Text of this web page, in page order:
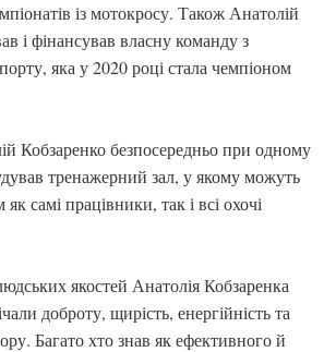
із мотокросу. Також Анатолій
і фінансував власну команду з
яка у 2020 році стала чемпіоном
Кобзаренко безпосередньо при одному
тренажерний зал, у якому можуть
самі працівники, так і всі охочі
якостей Анатолія Кобзаренка
доброту, щирість, енергійність та
Багато хто знав як ефективного й